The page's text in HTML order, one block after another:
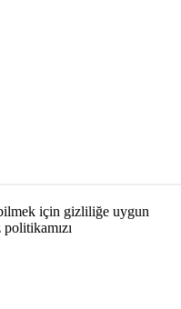
için gizliliğe uygun